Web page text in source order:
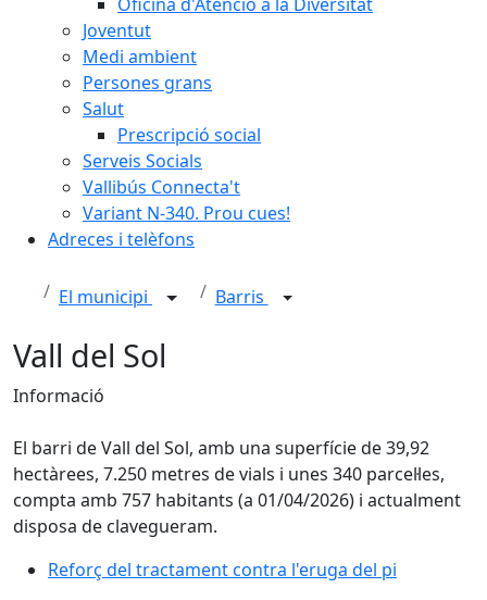
Joventut
Medi ambient
Persones grans
Salut
Prescripció social
Serveis Socials
Vallibús Connecta't
Variant N-340. Prou cues!
Adreces i telèfons
El municipi Barris
Vall del Sol
Informació
El barri de Vall del Sol, amb una superfície de 39,92
hectàrees, 7.250 metres de vials i unes 340 parcel·les,
compta amb 757 habitants (a 01/04/2026) i actualment
disposa de clavegueram.
Reforç del tractament contra l'eruga del pi
Reforç del tractament contra l'eruga del pi